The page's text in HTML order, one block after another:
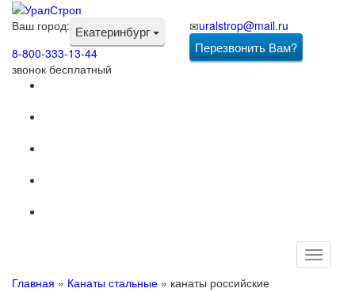
uralstrop@mail.ru
Перезвонить Вам?
Ваш город: Екатеринбург
8-800-333-13-44
звонок бесплатный
Toggle
Главная » Канаты стальные » канаты российские